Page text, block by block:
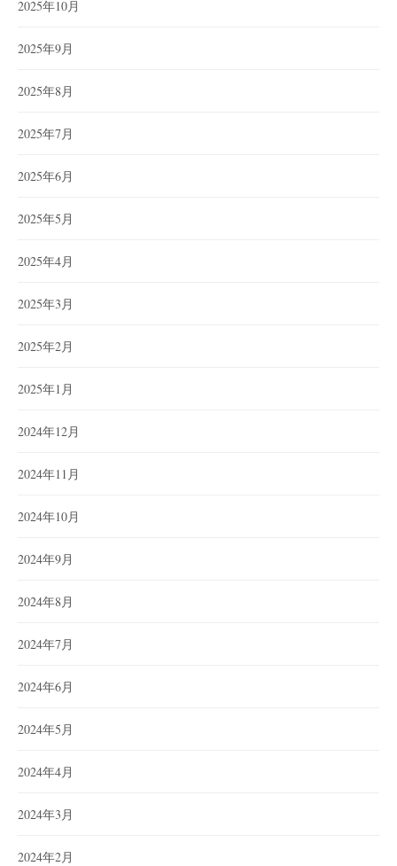
2025年10月
2025年9月
2025年8月
2025年7月
2025年6月
2025年5月
2025年4月
2025年3月
2025年2月
2025年1月
2024年12月
2024年11月
2024年10月
2024年9月
2024年8月
2024年7月
2024年6月
2024年5月
2024年4月
2024年3月
2024年2月